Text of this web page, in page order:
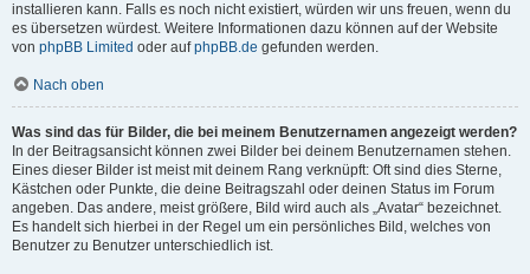
installieren kann. Falls es noch nicht existiert, würden wir uns freuen, wenn du
es übersetzen würdest. Weitere Informationen dazu können auf der Website
von phpBB Limited oder aufphpBB.de gefunden werden.
Nach oben
Was sind das für Bilder, die bei meinem Benutzernamen angezeigt werden?
In der Beitragsansicht können zwei Bilder bei deinem Benutzernamen stehen.
Eines dieser Bilder ist meist mit deinem Rang verknüpft: Oft sind dies Sterne,
Kästchen oder Punkte, die deine Beitragszahl oder deinen Status im Forum
angeben. Das andere, meist größere, Bild wird auch als „Avatar“ bezeichnet.
Es handelt sich hierbei in der Regel um ein persönliches Bild, welches von
Benutzer zu Benutzer unterschiedlich ist.